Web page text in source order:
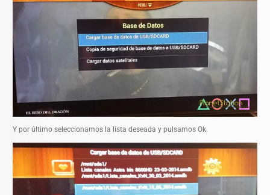
Y por último seleccionamos la lista deseada y pulsamos Ok.